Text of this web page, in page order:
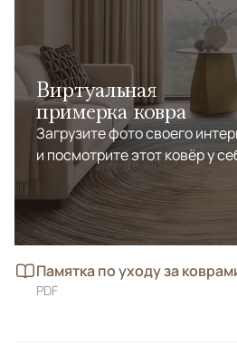
Виртуальная
примерка ковра
Загрузите фото своего
и посмотрите этот ковёр у
Памятка по уходу за
PDF